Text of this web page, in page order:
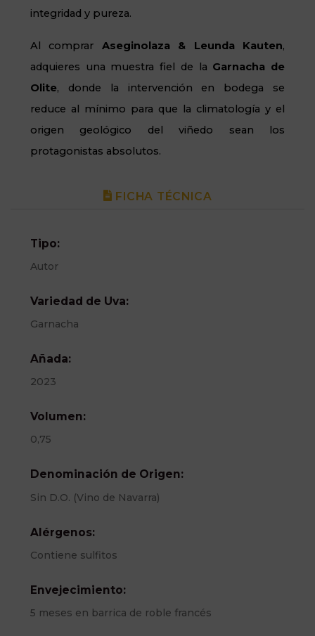
integridad y pureza.
Al comprar Aseginolaza& Leunda Kauten,
adquieres una muestra fiel de la Garnacha de
Olite, donde la intervención en bodega se
reduce al mínimo para que la climatología y el
origen geológico del viñedo sean los
protagonistas absolutos.
FICHA TÉCNICA
Tipo:
Autor
Variedad de Uva:
Garnacha
Añada:
2023
Volumen:
0,75
Denominación de Origen:
Sin D.O. (Vino de Navarra)
Alérgenos:
Contiene sulfitos
Envejecimiento:
5 meses en barrica de roble francés